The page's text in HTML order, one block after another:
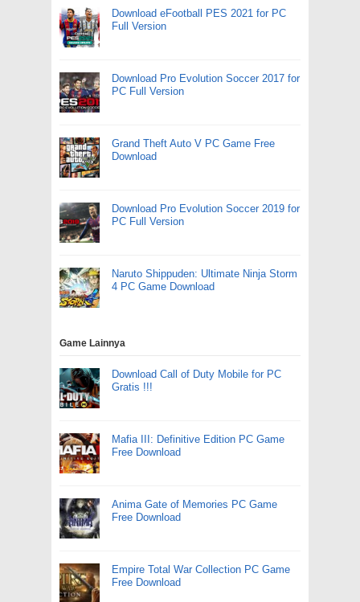
Download eFootball PES 2021 for PC
Full Version
Download Pro Evolution Soccer 2017 for
PC Full Version
Grand Theft Auto V PC Game Free
Download
Download Pro Evolution Soccer 2019 for
PC Full Version
Naruto Shippuden: Ultimate Ninja Storm
4 PC Game Download
Game Lainnya
Download Call of Duty Mobile for PC
Gratis !!!
Mafia III: Definitive Edition PC Game
Free Download
Anima Gate of Memories PC Game
Free Download
Empire Total War Collection PC Game
Free Download